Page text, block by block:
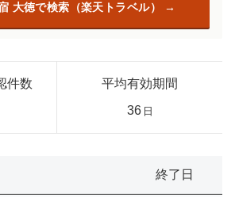
大徳で検索（楽天トラベル）
件数
平均有効期間
36 日
終了日